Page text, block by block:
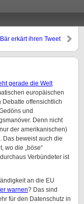
Bär erkärt ihren Tweet
gerade die Welt
europäischen
Debatte offensichtlich
und
Denn nicht
der amerikanischen)
Das beweist auch die
wo die „böse“
Verbündeter ist
an die EU
warnen? Das sind
für den Datenschutz in